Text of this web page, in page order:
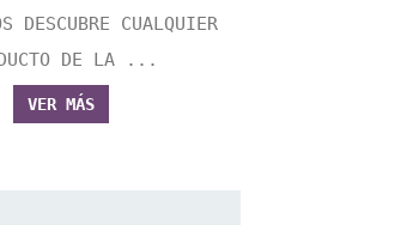
DESCUBRE CUALQUIER
DE LA ...
VER MÁS